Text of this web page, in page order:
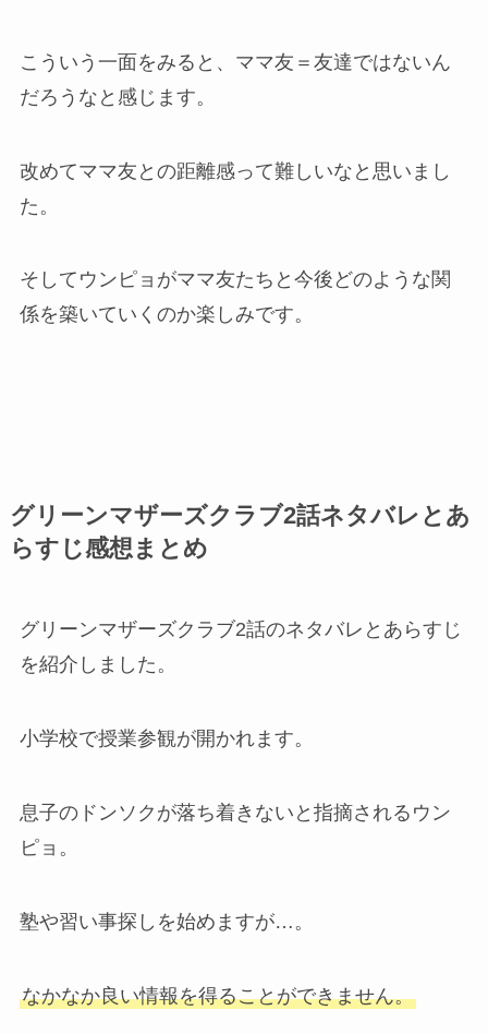
こういう一面をみると、ママ友＝友達ではないん
だろうなと感じます。
改めてママ友との距離感って難しいなと思いまし
た。
そしてウンピョがママ友たちと今後どのような関
係を築いていくのか楽しみです。
グリーンマザーズクラブ2話ネタバレとあ
らすじ感想まとめ
グリーンマザーズクラブ2話のネタバレとあらすじ
を紹介しました。
小学校で授業参観が開かれます。
息子のドンソクが落ち着きないと指摘されるウン
ピョ。
塾や習い事探しを始めますが…。
なかなか良い情報を得ることができません。